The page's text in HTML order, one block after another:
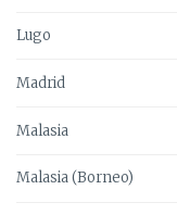
Lugo
Madrid
Malasia
Malasia (Borneo)